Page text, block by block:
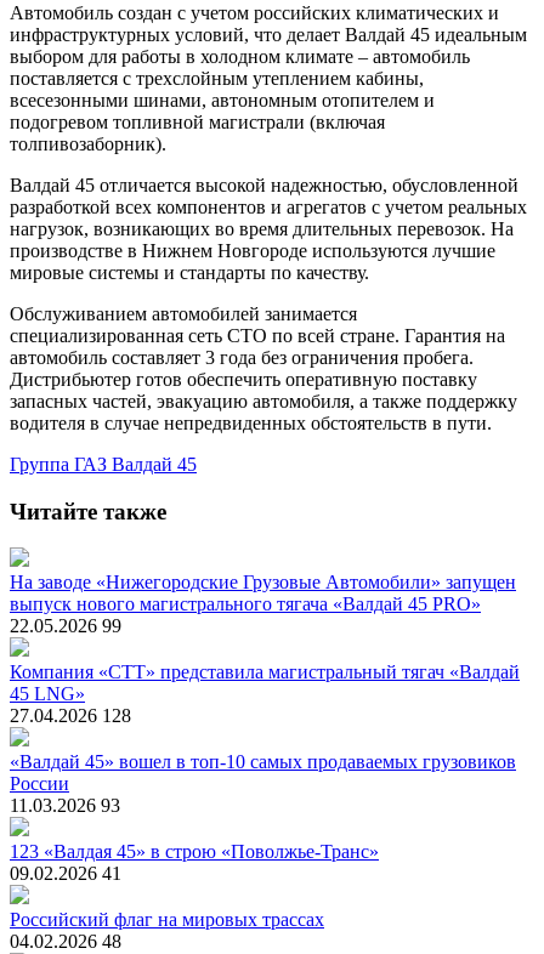
Автомобиль создан с учетом российских климатических и
инфраструктурных условий, что делает Валдай 45 идеальным
выбором для работы в холодном климате – автомобиль
поставляется с трехслойным утеплением кабины,
всесезонными шинами, автономным отопителем и
подогревом топливной магистрали (включая
толпивозаборник).
Валдай 45 отличается высокой надежностью, обусловленной
разработкой всех компонентов и агрегатов с учетом реальных
нагрузок, возникающих во время длительных перевозок. На
производстве в Нижнем Новгороде используются лучшие
мировые системы и стандарты по качеству.
Обслуживанием автомобилей занимается
специализированная сеть СТО по всей стране. Гарантия на
автомобиль составляет 3 года без ограничения пробега.
Дистрибьютер готов обеспечить оперативную поставку
запасных частей, эвакуацию автомобиля, а также поддержку
водителя в случае непредвиденных обстоятельств в пути.
Группа ГАЗ Валдай 45
Читайте также
На заводе «Нижегородские Грузовые Автомобили» запущен
выпуск нового магистрального тягача «Валдай 45 PRO»
22.05.2026 99
Компания «СТТ» представила магистральный тягач «Валдай
45 LNG»
27.04.2026 128
«Валдай 45» вошел в топ-10 самых продаваемых грузовиков
России
11.03.2026 93
123 «Валдая 45» в строю «Поволжье-Транс»
09.02.2026 41
Российский флаг на мировых трассах
04.02.2026 48